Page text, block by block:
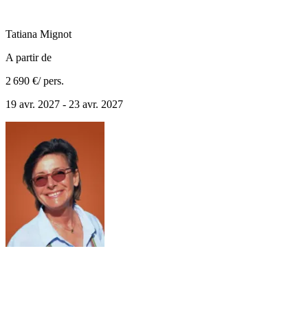
Tatiana Mignot
A partir de
2 690 €/ pers.
19 avr. 2027 - 23 avr. 2027